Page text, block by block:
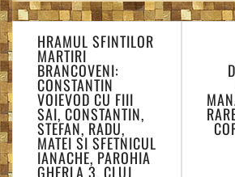
Navigare
în
articole
HRAMUL SFINTILOR
MARTIRI
BRANCOVENI:
CONSTANTIN
VOIEVOD CU FIII
SAI, CONSTANTIN,
STEFAN, RADU,
MATEI SI SFETNICUL
IANACHE, PAROHIA
GHERLA 3, CLUJ